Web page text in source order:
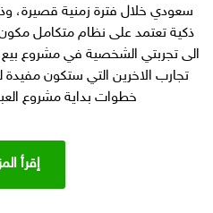
سعودي خلال فترة زمنية قصيرة،
الى تجربتي الشخصية في مشروع
تجارب الاخرين التي ستكون
خطوات بداية مشروع
إقرأ